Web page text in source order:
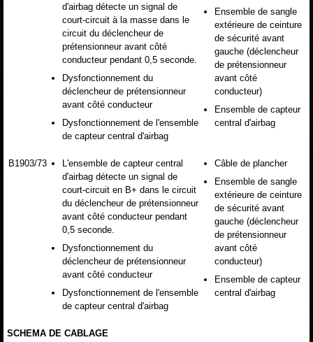
d'airbag détecte un signal de
court-circuit à la masse dans le
circuit du déclencheur de
prétensionneur avant côté
conducteur pendant 0,5 seconde.
Dysfonctionnement du
déclencheur de prétensionneur
avant côté conducteur
Dysfonctionnement de l'ensemble
de capteur central d'airbag
Ensemble de sangle
extérieure de ceinture
de sécurité avant
gauche (déclencheur
de prétensionneur
avant côté
conducteur)
Ensemble de capteur
central d'airbag
B1903/73
L'ensemble de capteur central
d'airbag détecte un signal de
court-circuit en B+ dans le circuit
du déclencheur de prétensionneur
avant côté conducteur pendant
0,5 seconde.
Dysfonctionnement du
déclencheur de prétensionneur
avant côté conducteur
Dysfonctionnement de l'ensemble
de capteur central d'airbag
Câble de plancher
Ensemble de sangle
extérieure de ceinture
de sécurité avant
gauche (déclencheur
de prétensionneur
avant côté
conducteur)
Ensemble de capteur
central d'airbag
SCHEMA DE CABLAGE